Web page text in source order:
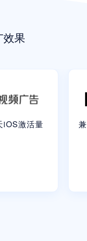
果
iOS激活量